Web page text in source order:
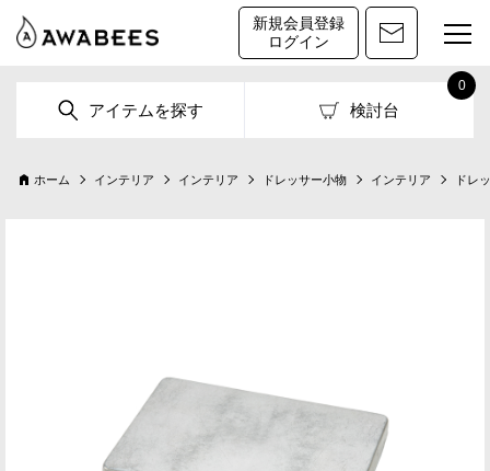
新規会員登録
ログイン
アイテムを探す 検討台
0
ホーム インテリア インテリア ドレッサー小物 インテリア ドレ